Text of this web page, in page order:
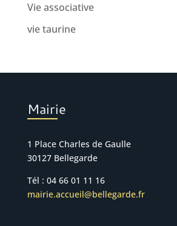
Vie associative
vie taurine
Mairie
1 Place Charles de Gaulle
30127 Bellegarde
Tél : 04 66 01 11 16
mairie.accueil@bellegarde.fr